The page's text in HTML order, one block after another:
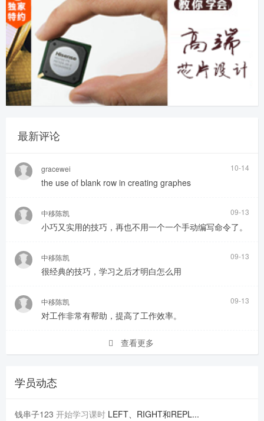
最新评论
gracewei 10-14
the use of blank row in creating graphes
中移陈凯 09-13
小巧又实用的技巧，再也不用一个一个手动编写命令了。
中移陈凯 09-13
很经典的技巧，学习之后才明白怎么用
中移陈凯 09-13
对工作非常有帮助，提高了工作效率。
查看更多
学员动态
钱串子123 开始学习课时 LEFT、RIGHT和REPL...